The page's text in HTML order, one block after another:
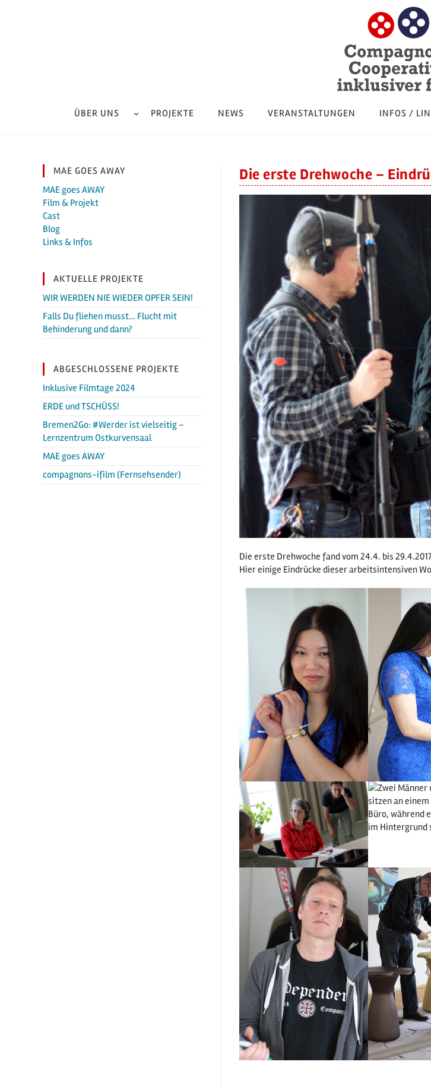
ÜBER UNS PROJEKTE NEWS VERANSTALTUNGEN INFOS /
Die erste Drehwoche –
Die erste Drehwoche fand vom 24.4. bis
Hier einige Eindrücke dieser arbeitsintensiven
MAE GOES AWAY
MAE goes AWAY
Film & Projekt
Cast
Blog
Links & Infos
AKTUELLE PROJEKTE
WIR WERDEN NIE WIEDER OPFER SEIN!
Falls Du fliehen musst… Flucht mit
Behinderung und dann?
ABGESCHLOSSENE PROJEKTE
Inklusive Filmtage 2024
ERDE und TSCHÜSS!
Bremen2Go: #Werder ist vielseitig –
Lernzentrum Ostkurvensaal
MAE goes AWAY
compagnons-ifilm (Fernsehsender)